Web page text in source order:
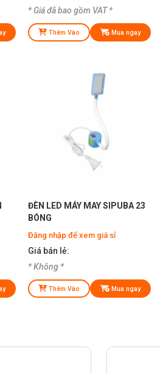
* Giá đã bao gồm VAT *
Thêm Vào Mua ngay
ĐÈN LED MÁY MAY SIPUBA 23
BÓNG
Đăng nhập để xem giá sỉ
Giá bán lẻ:
* Không *
Thêm Vào Mua ngay